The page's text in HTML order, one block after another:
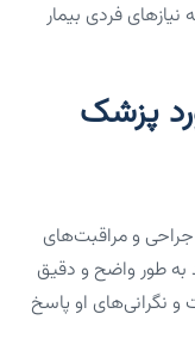
فردی بیمار
پزشک
و مراقبت‌های
به طور واضح و دقیق
و نگرانی‌های او پاسخ